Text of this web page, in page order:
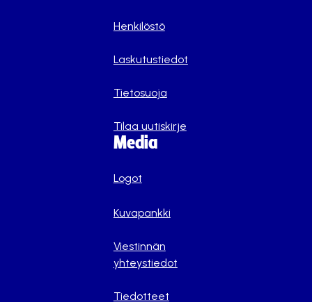
Henkilöstö
Laskutustiedot
Tietosuoja
Tilaa uutiskirje
Media
Logot
Kuvapankki
Viestinnän
yhteystiedot
Tiedotteet